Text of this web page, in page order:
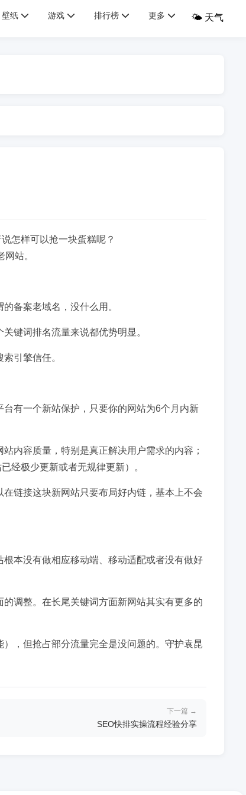
壁纸 游戏 排行榜 更多 🌤️ 天气
怎样可以抢一块蛋糕呢？
站。
备案老域名，没什么用。
键词排名流量来说都优势明显。
引擎信任。
有一个新站保护，只要你的网站为6个月内新
内容质量，特别是真正解决用户需求的内容；
经极少更新或者无规律更新）。
链接这块新网站只要布局好内链，基本上不会
本没有做相应移动端、移动适配或者没有做好
调整。在长尾关键词方面新网站其实有更多的
，但抢占部分流量完全是没问题的。守护袁昆
下一篇 →
SEO快排实操流程经验分享